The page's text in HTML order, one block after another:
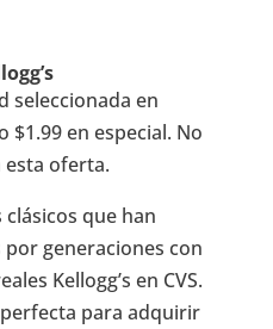
seleccionada en
$1.99 en especial. No
esta oferta.
que han
generaciones con
Kellogg’s en CVS.
para adquirir